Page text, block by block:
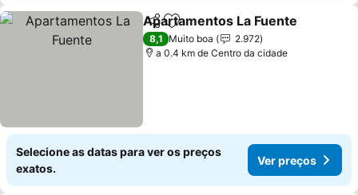
PartilharAdicionar aos favoritos
Apartamentos La Fuente
8,1 Muito boa
2.972
a 0.4 km de Centro da cidade
Selecione as datas para ver os preços
exatos.
Ver preços